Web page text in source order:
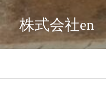
株式会社en